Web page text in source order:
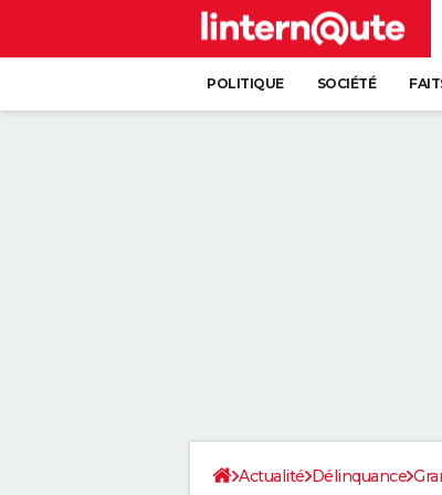
POLITIQUE SOCIÉTÉ
Actualité Délinquance